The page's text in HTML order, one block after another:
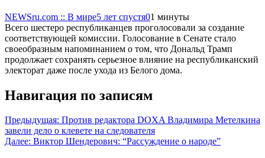
NEWSru.com :: В мире5 лет спустя01 минуты
Всего шестеро республиканцев проголосовали за создание
соответствующей комиссии. Голосование в Сенате стало
своеобразным напоминанием о том, что Дональд Трамп
продолжает сохранять серьезное влияние на республиканский
электорат даже после ухода из Белого дома.
Навигация по записям
Предыдущая: Против редактора DOXA Владимира Метелкина
завели дело о клевете на следователя
Далее: Виктор Шендерович: “Рассуждение о народе”